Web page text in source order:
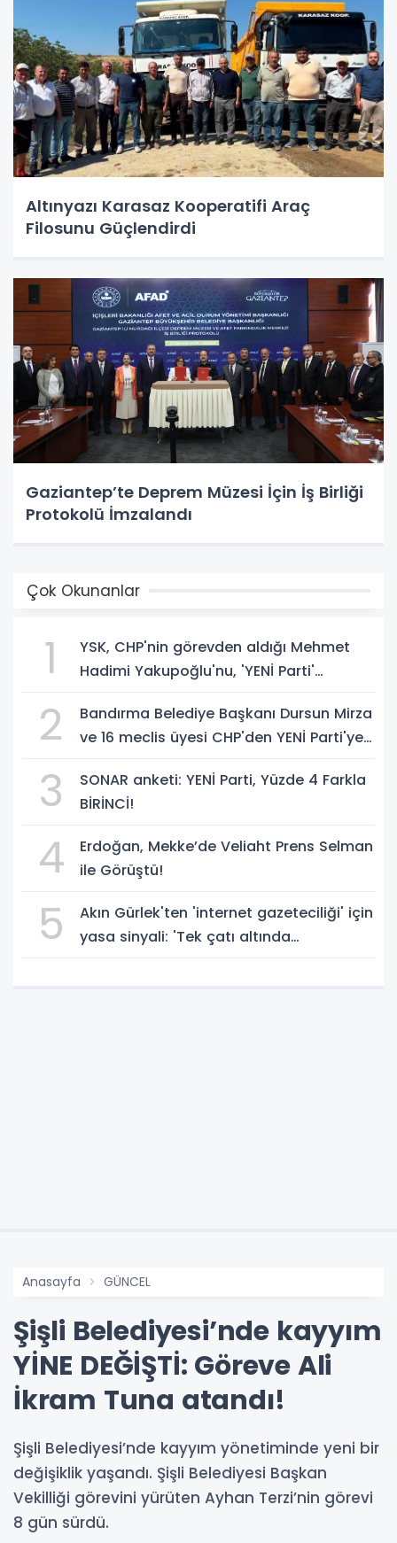
Altınyazı Karasaz Kooperatifi Araç
Filosunu Güçlendirdi
Gaziantep’te Deprem Müzesi İçin İş Birliği
Protokolü İmzalandı
Çok Okunanlar
1
YSK, CHP'nin görevden aldığı Mehmet
Hadimi Yakupoğlu'nu, 'YENİ Parti'
2
Bandırma Belediye Başkanı Dursun Mirza
ve 16 meclis üyesi CHP'den YENİ Parti'ye
3
SONAR anketi: YENİ Parti, Yüzde 4 Farkla
BİRİNCİ!
4
Erdoğan, Mekke’de Veliaht Prens Selman
ile Görüştü!
5
Akın Gürlek'ten 'internet gazeteciliği' için
yasa sinyali: 'Tek çatı altında
Anasayfa GÜNCEL
Şişli Belediyesi’nde kayyım
YİNE DEĞİŞTİ: Göreve Ali
İkram Tuna atandı!
Şişli Belediyesi’nde kayyım yönetiminde yeni bir
değişiklik yaşandı. Şişli Belediyesi Başkan
Vekilliği görevini yürüten Ayhan Terzi’nin görevi
8 gün sürdü.